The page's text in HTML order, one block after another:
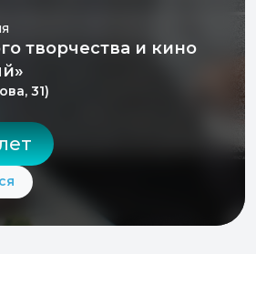
творчества и кино
31)